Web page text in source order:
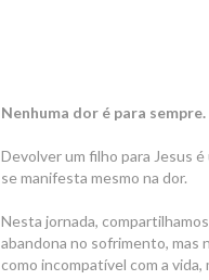
Nenhuma dor é para
Devolver um filho para Jesus
se manifesta mesmo na dor.
Nesta jornada,
abandona no sofrimento, mas
como incompatível com a